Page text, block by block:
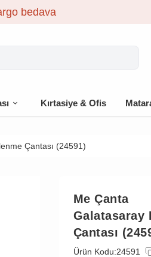
Kırtasiye & Ofis
Çantası (24591)
Me Çanta
Galatasaray
Çantası
Ürün Kodu:24591